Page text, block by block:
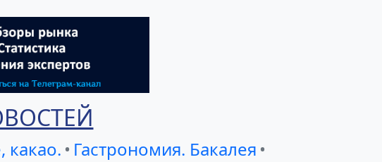
какао. • Гастрономия. Бакалея •